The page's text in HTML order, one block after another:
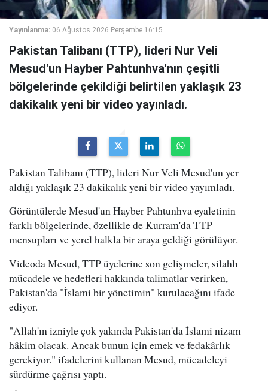
Yayınlanma: 06 Ağustos 2026 Perşembe 16:15
Pakistan Talibanı (TTP), lideri Nur Veli
Mesud'un Hayber Pahtunhva'nın çeşitli
bölgelerinde çekildiği belirtilen yaklaşık 23
dakikalık yeni bir video yayınladı.
Pakistan Talibanı (TTP), lideri Nur Veli Mesud'un yer
aldığı yaklaşık 23 dakikalık yeni bir video yayımladı.
Görüntülerde Mesud'un Hayber Pahtunhva eyaletinin
farklı bölgelerinde, özellikle de Kurram'da TTP
mensupları ve yerel halkla bir araya geldiği görülüyor.
Videoda Mesud, TTP üyelerine son gelişmeler, silahlı
mücadele ve hedefleri hakkında talimatlar verirken,
Pakistan'da "İslami bir yönetimin" kurulacağını ifade
ediyor.
"Allah'ın izniyle çok yakında Pakistan'da İslami nizam
hâkim olacak. Ancak bunun için emek ve fedakârlık
gerekiyor." ifadelerini kullanan Mesud, mücadeleyi
sürdürme çağrısı yaptı.